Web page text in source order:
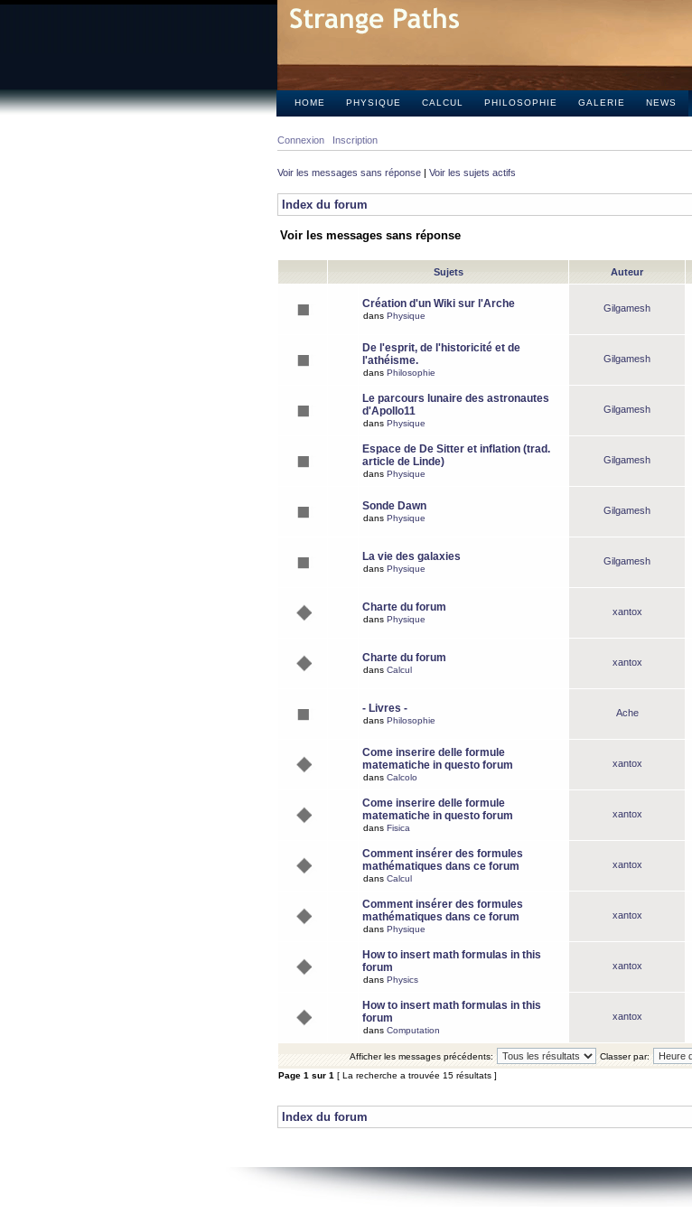
HOME PHYSIQUE CALCUL PHILOSOPHIE GALERIE NEWS
Connexion Inscription
Voir les messages sans réponse | Voir les sujets actifs
Index du forum
Voir les messages sans réponse
Sujets Auteur
Création d'un Wiki sur l'Arche
dans Physique
Gilgamesh
De l'esprit, de l'historicité et de
l'athéisme.
dans Philosophie
Gilgamesh
Le parcours lunaire des astronautes
d'Apollo11
dans Physique
Gilgamesh
Espace de De Sitter et inflation (trad.
article de Linde)
dans Physique
Gilgamesh
Sonde Dawn
dans Physique
Gilgamesh
La vie des galaxies
dans Physique
Gilgamesh
Charte du forum
dans Physique
xantox
Charte du forum
dans Calcul
xantox
- Livres -
dans Philosophie
Ache
Come inserire delle formule
matematiche in questo forum
dans Calcolo
xantox
Come inserire delle formule
matematiche in questo forum
dans Fisica
xantox
Comment insérer des formules
mathématiques dans ce forum
dans Calcul
xantox
Comment insérer des formules
mathématiques dans ce forum
dans Physique
xantox
How to insert math formulas in this
forum
dans Physics
xantox
How to insert math formulas in this
forum
dans Computation
xantox
Afficher les messages précédents:
Classer par:
Page 1 sur 1 [ La recherche a trouvée 15 résultats ]
Index du forum